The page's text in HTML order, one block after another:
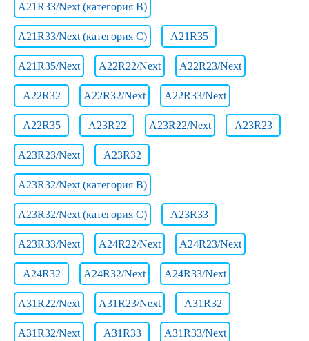
A21R33/Next (категория B)
A21R33/Next (категория C) A21R35
A21R35/Next A22R22/Next A22R23/Next
A22R32 A22R32/Next A22R33/Next
A22R35 A23R22 A23R22/Next A23R23
A23R23/Next A23R32
A23R32/Next (категория B)
A23R32/Next (категория C) A23R33
A23R33/Next A24R22/Next A24R23/Next
A24R32 A24R32/Next A24R33/Next
A31R22/Next A31R23/Next A31R32
A31R32/Next A31R33 A31R33/Next